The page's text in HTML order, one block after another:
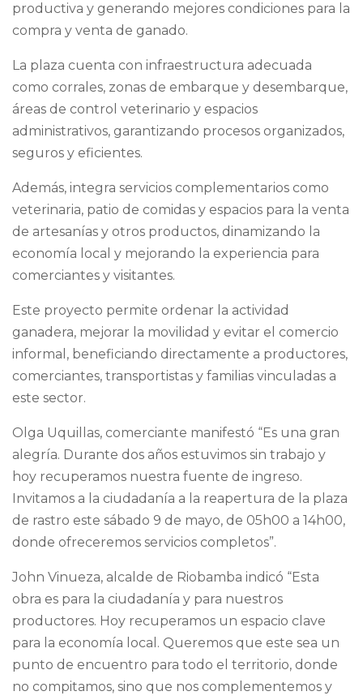
productiva y generando mejores condiciones para la
compra y venta de ganado.
La plaza cuenta con infraestructura adecuada
como corrales, zonas de embarque y desembarque,
áreas de control veterinario y espacios
administrativos, garantizando procesos organizados,
seguros y eficientes.
Además, integra servicios complementarios como
veterinaria, patio de comidas y espacios para la venta
de artesanías y otros productos, dinamizando la
economía local y mejorando la experiencia para
comerciantes y visitantes.
Este proyecto permite ordenar la actividad
ganadera, mejorar la movilidad y evitar el comercio
informal, beneficiando directamente a productores,
comerciantes, transportistas y familias vinculadas a
este sector.
Olga Uquillas, comerciante manifestó “Es una gran
alegría. Durante dos años estuvimos sin trabajo y
hoy recuperamos nuestra fuente de ingreso.
Invitamos a la ciudadanía a la reapertura de la plaza
de rastro este sábado 9 de mayo, de 05h00 a 14h00,
donde ofreceremos servicios completos”.
John Vinueza, alcalde de Riobamba indicó “Esta
obra es para la ciudadanía y para nuestros
productores. Hoy recuperamos un espacio clave
para la economía local. Queremos que este sea un
punto de encuentro para todo el territorio, donde
no compitamos, sino que nos complementemos y